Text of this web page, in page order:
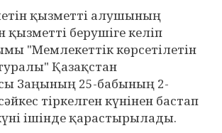
қызметті алушының
қызметті берушіге келіп
"Мемлекеттік көрсетілетін
Қазақстан
Заңының 25-бабының 2-
тіркелген күнінен бастап
ішінде қарастырылады.